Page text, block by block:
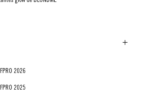
2026
2025